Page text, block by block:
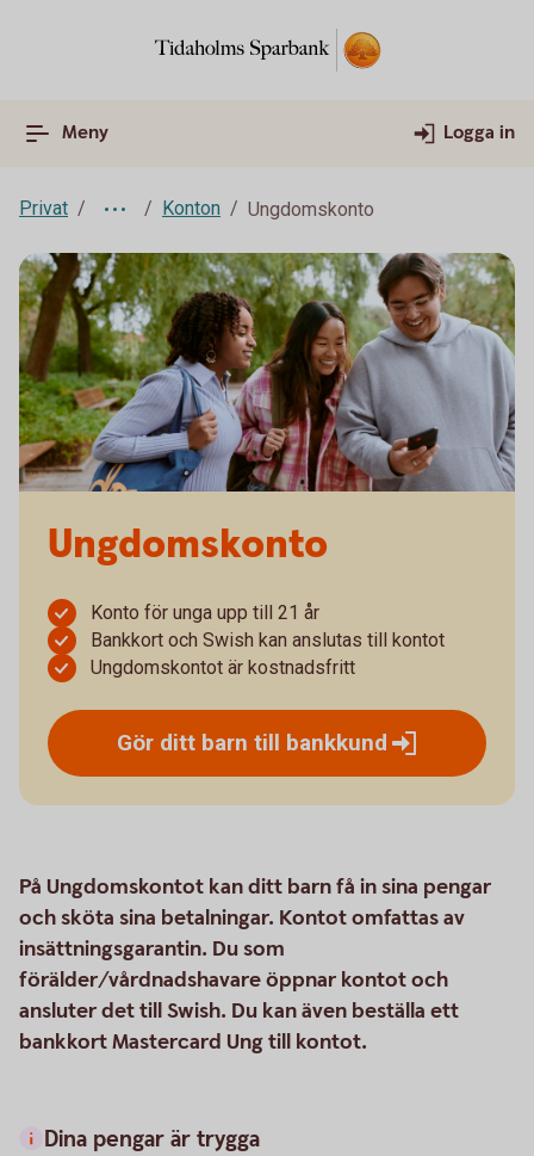
Meny Logga in
Privat Konton Ungdomskonto
Ungdomskonto
Konto för unga upp till 21 år
Bankkort och Swish kan anslutas till kontot
Ungdomskontot är kostnadsfritt
Gör ditt barn till bankkund
På Ungdomskontot kan ditt barn få in sina pengar
och sköta sina betalningar. Kontot omfattas av
insättningsgarantin. Du som
förälder/vårdnadshavare öppnar kontot och
ansluter det till Swish. Du kan även beställa ett
bankkort Mastercard Ung till kontot.
Dina pengar är trygga